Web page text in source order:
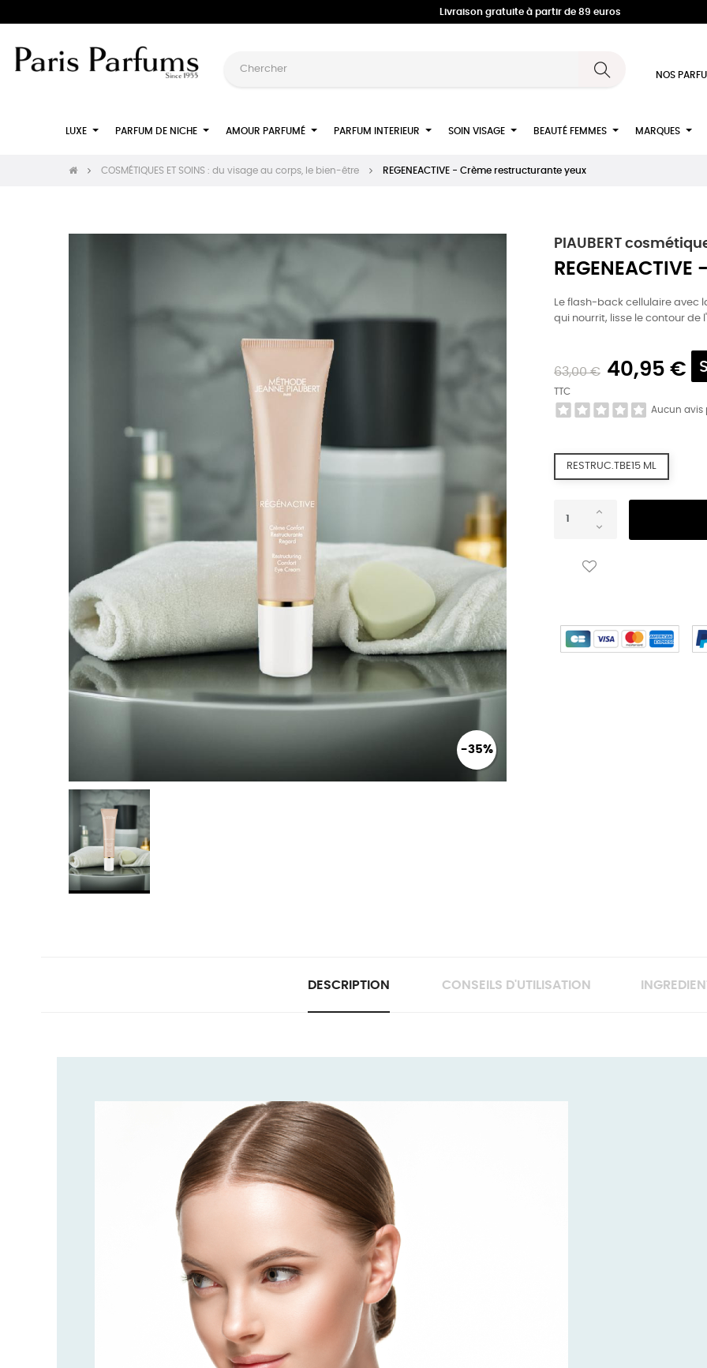
Livraison gratuite à partir de 89 euros
NOS
LUXE PARFUM DE NICHE AMOUR PARFUMÉ PARFUM INTERIEUR SOIN VISAGE BEAUTÉ FEMMES MARQUES
COSMÉTIQUES ET SOINS : du visage au corps, le bien-être REGENEACTIVE - Crème restructurante yeux
-35%
PIAUBERT
Le flash-back cellulaire avec
qui nourrit, lisse le contour
63,00 € 40,95 €
TTC
Aucun avis
RESTRUC.TBE15 ML
DESCRIPTION CONSEILS D'UTILISATION